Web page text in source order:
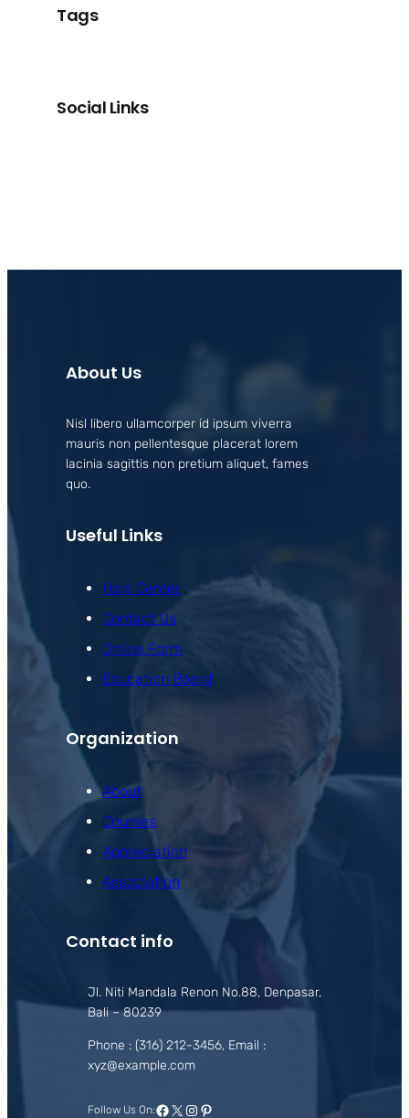
Tags
Social Links
About Us
Nisl libero ullamcorper id ipsum viverra
mauris non pellentesque placerat lorem
lacinia sagittis non pretium aliquet, fames
quo.
Useful Links
Help Center
Contact Us
Online Form
Education Board
Organization
About
Courses
Appreciation
Association
Contact info
Jl. Niti Mandala Renon No.88, Denpasar,
Bali – 80239
Phone : (316) 212-3456, Email :
xyz@example.com
Follow Us On:Facebook
X Instagram
Pinterest